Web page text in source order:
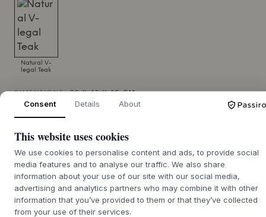
Natural V-
legal Teak
DIMENSIONE:90 X 43 X 35 CM
Merce ordinata circa 7-14 giorni di
consegna
Lo procureremo per te
Consent Details About
This website uses cookies
We use cookies to personalise content and ads, to provide social
media features and to analyse our traffic. We also share
information about your use of our site with our social media,
advertising and analytics partners who may combine it with other
information that you’ve provided to them or that they’ve collected
from your use of their services.